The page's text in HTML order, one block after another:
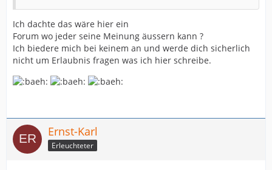
Ich dachte das wäre hier ein
Forum wo jeder seine Meinung äussern kann ?
Ich biedere mich bei keinem an und werde dich sicherlich
nicht um Erlaubnis fragen was ich hier schreibe.
Ernst-Karl
Erleuchteter